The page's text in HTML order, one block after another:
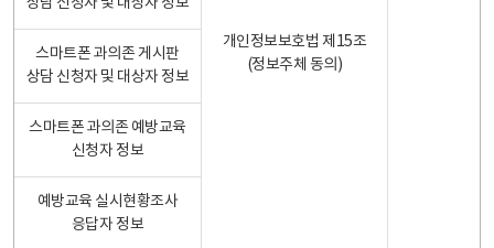
개인정보보호법 제15조
(정보주체 동의)
스마트폰 과의존 게시판
상담 신청자 및 대상자 정보
스마트폰 과의존 예방교육
신청자 정보
예방교육 실시현황조사
응답자 정보